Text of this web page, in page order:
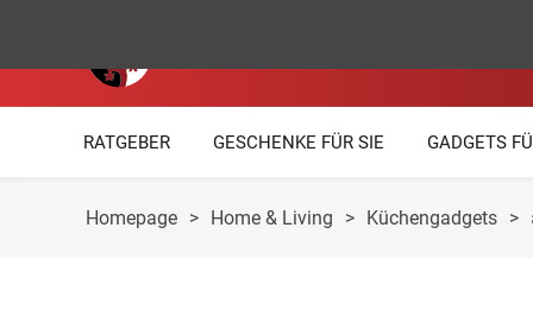
RATGEBER GESCHENKE FÜR SIE GADGETS
Homepage > Home & Living > Küchengadgets >